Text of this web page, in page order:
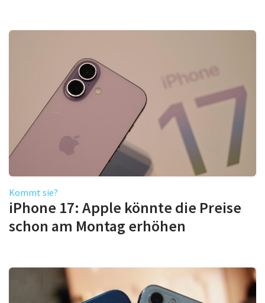
Kommt sie?
iPhone 17: Apple könnte die Preise
schon am Montag erhöhen